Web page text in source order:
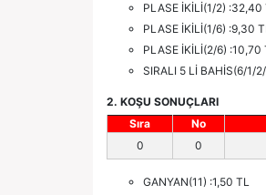
PLASE İKİLİ(1/2) :32,40
PLASE İKİLİ(1/6) :9,30
PLASE İKİLİ(2/6) :10,70
SIRALI 5 Lİ BAHİS(6/1/
2. KOŞU SONUÇLARI
Sıra
No
0
0
GANYAN(11) :1,50 TL